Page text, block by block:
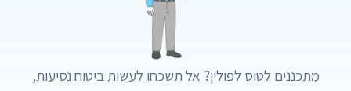
מתכננים לטוס לפולין? אל תשכחו לעשות ביטוח נסיעות,